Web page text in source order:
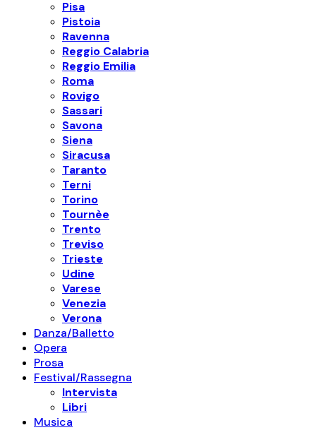
Pisa
Pistoia
Ravenna
Reggio Calabria
Reggio Emilia
Roma
Rovigo
Sassari
Savona
Siena
Siracusa
Taranto
Terni
Torino
Tournèe
Trento
Treviso
Trieste
Udine
Varese
Venezia
Verona
Danza/Balletto
Opera
Prosa
Festival/Rassegna
Intervista
Libri
Musica